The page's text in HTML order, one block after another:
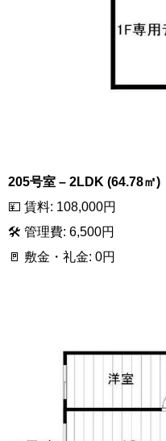
205号室 – 2LDK (64.78㎡)
💴 賃料: 108,000円
🛠 管理費: 6,500円
🚪 敷金・礼金: 0円